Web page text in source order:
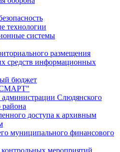
технологии
системы
размещения
средств информационных
бюджет
Слюдянского
доступа к архивным
муниципального финансового
контрольных мероприятий